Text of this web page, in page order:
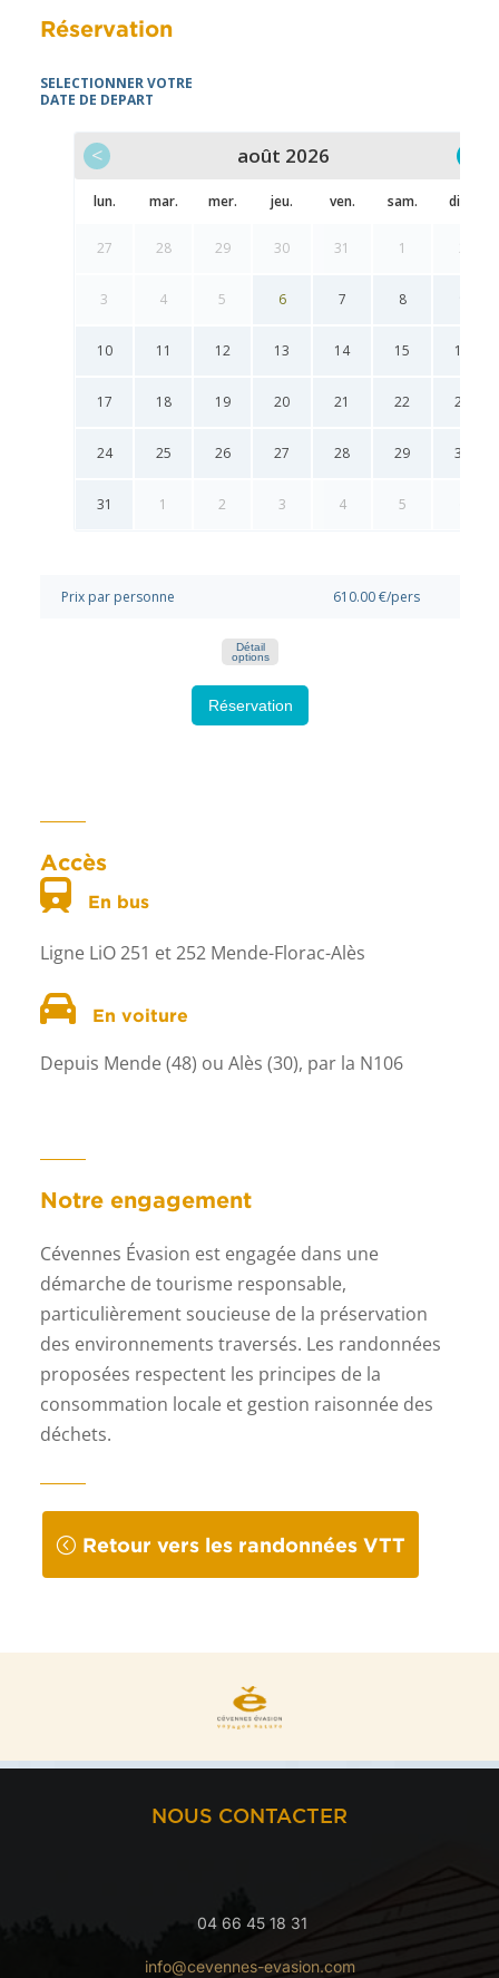
Réservation
Accès
En bus
Ligne LiO 251 et 252 Mende-Florac-Alès
En voiture
Depuis Mende (48) ou Alès (30), par la N106
Notre engagement
Cévennes Évasion est engagée dans une
démarche de tourisme responsable,
particulièrement soucieuse de la préservation
des environnements traversés. Les randonnées
proposées respectent les principes de la
consommation locale et gestion raisonnée des
déchets.
Retour vers les randonnées VTT
NOUS CONTACTER
04 66 45 18 31
info@cevennes-evasion.com